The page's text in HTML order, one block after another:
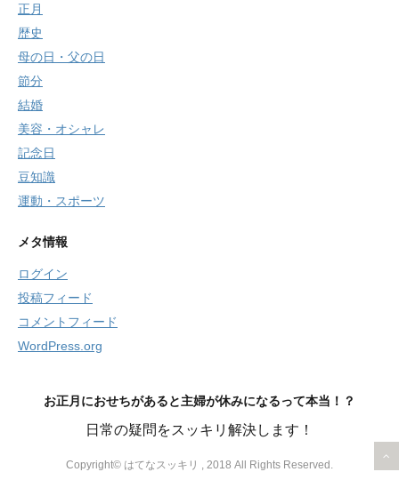
正月
歴史
母の日・父の日
節分
結婚
美容・オシャレ
記念日
豆知識
運動・スポーツ
メタ情報
ログイン
投稿フィード
コメントフィード
WordPress.org
お正月におせちがあると主婦が休みになるって本当！？
日常の疑問をスッキリ解決します！
Copyright© はてなスッキリ , 2018 All Rights Reserved.